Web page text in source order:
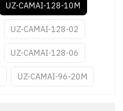
UZ-CAMAI-128-10M
UZ-CAMAI-128-02
UZ-CAMAI-128-06
UZ-CAMAI-96-20M